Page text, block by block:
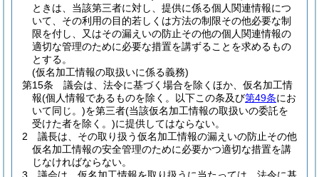
ときは、当該第三者に対し、提供に係る個人関連情報につ
いて、その利用の目的若しくは方法の制限その他必要な制
限を付し、又はその漏えいの防止その他の個人関連情報の
適切な管理のために必要な措置を講ずることを求めるもの
とする。
(仮名加工情報の取扱いに係る義務)
第15条
議会は、法令に基づく場合を除くほか、仮名加工情
報(個人情報であるものを除く。以下この条及び第49条にお
いて同じ。)を第三者(当該仮名加工情報の取扱いの委託を
受けた者を除く。)に提供してはならない。
2
議長は、その取り扱う仮名加工情報の漏えいの防止その他
仮名加工情報の安全管理のために必要かつ適切な措置を講
じなければならない。